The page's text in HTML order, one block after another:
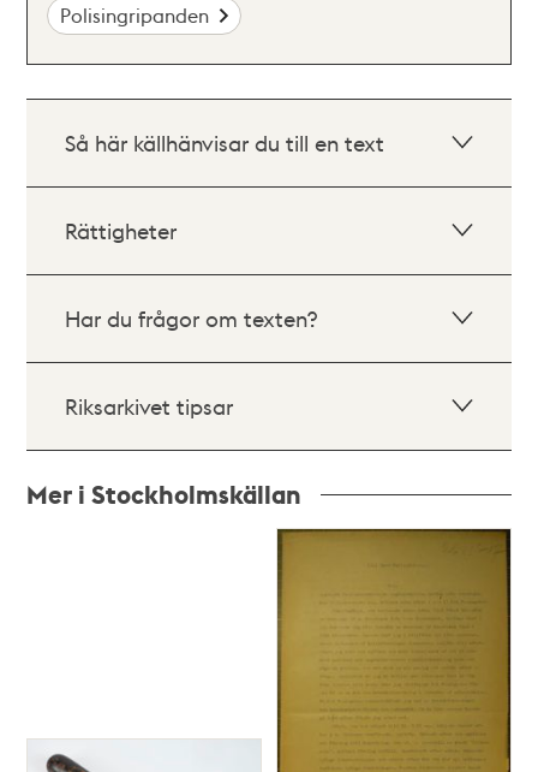
Polisingripanden
Så här källhänvisar du till en text
Rättigheter
Har du frågor om texten?
Riksarkivet tipsar
Mer i Stockholmskällan